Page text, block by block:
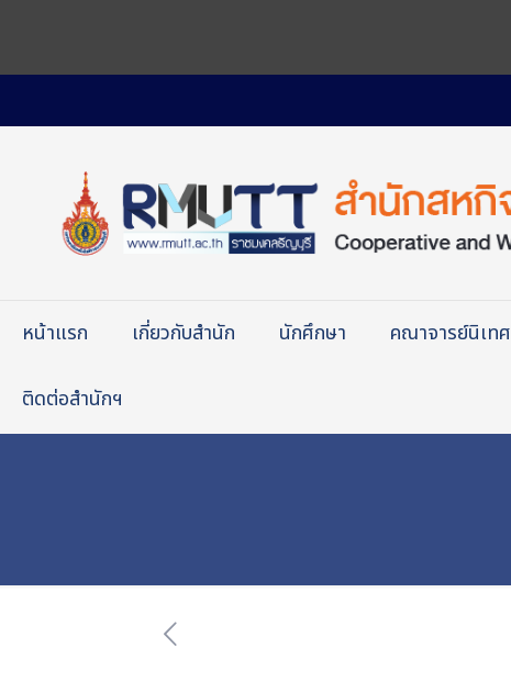
หน้าแรก เกี่ยวกับสำนัก นักศึกษา คณาจารย์นิเทศ
ติดต่อสำนักฯ